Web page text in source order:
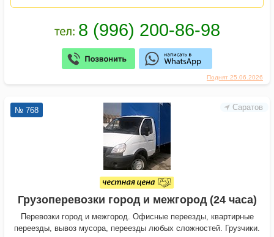
Поднят 25.06.2026
Саратов
№ 768
Грузоперевозки город и межгород (24 часа)
Перевозки город и межгород. Офисные переезды, квартирные
переезды, вывоз мусора, переезды любых сложностей. Грузчики.